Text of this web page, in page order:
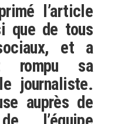
l’article
que de tous
et a
rompu sa
journaliste.
auprès de